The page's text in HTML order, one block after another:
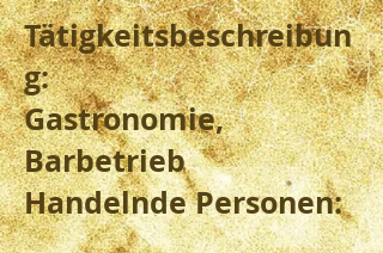
Tätigkeitsbeschreibun
g:
Gastronomie,
Barbetrieb
Handelnde Personen: